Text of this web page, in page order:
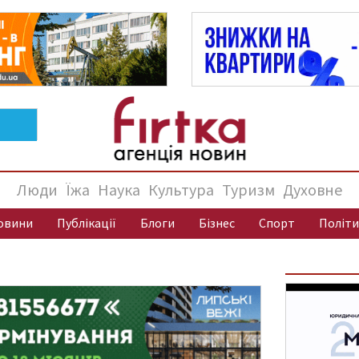
Люди Їжа Наука Культура Туризм Духовне
Публікації Блоги Бізнес Спорт